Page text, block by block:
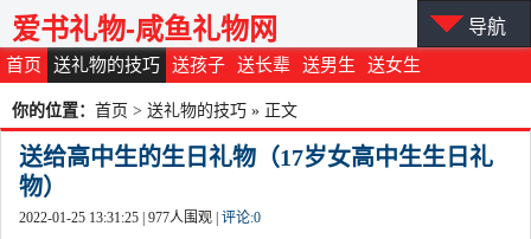
首页 送礼物的技巧 送孩子 送长辈 送男生 送女生
爱书礼物-咸鱼礼物网 导航
你的位置： 首页 > 送礼物的技巧 » 正文
送给高中生的生日礼物（17岁女高中生生日礼
物）
2022-01-25 13:31:25 | 977人围观 | 评论:0